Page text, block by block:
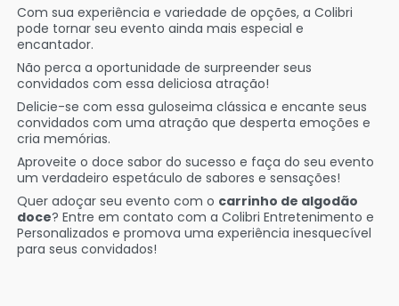
Com sua experiência e variedade de opções, a Colibri
pode tornar seu evento ainda mais especial e
encantador.
Não perca a oportunidade de surpreender seus
convidados com essa deliciosa atração!
Delicie-se com essa guloseima clássica e encante seus
convidados com uma atração que desperta emoções e
cria memórias.
Aproveite o doce sabor do sucesso e faça do seu evento
um verdadeiro espetáculo de sabores e sensações!
Quer adoçar seu evento com o carrinho de algodão
doce? Entre em contato com a Colibri Entretenimento e
Personalizados e promova uma experiência inesquecível
para seus convidados!